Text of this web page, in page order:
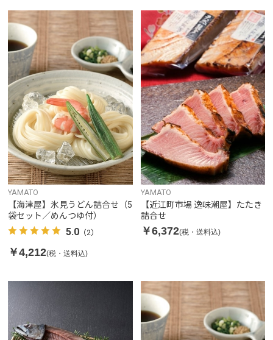
YAMATO
【海津屋】氷見うどん詰合せ（5
袋セット／めんつゆ付）
5.0 （2）
￥4,212(税・送料込)
YAMATO
【近江町市場 逸味潮屋】たたき
詰合せ
￥6,372(税・送料込)